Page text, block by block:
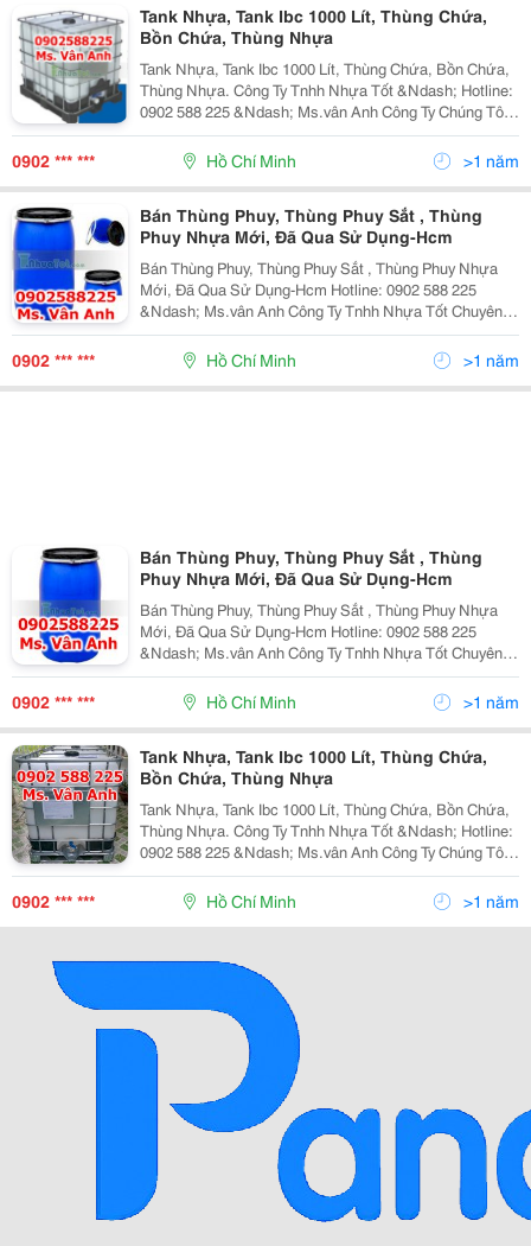
Tank Nhựa, Tank Ibc 1000 Lít, Thùng Chứa,
Bồn Chứa, Thùng Nhựa
Tank Nhựa, Tank Ibc 1000 Lít, Thùng Chứa, Bồn Chứa,
Thùng Nhựa. Công Ty Tnhh Nhựa Tốt &Ndash; Hotline:
0902 588 225 &Ndash; Ms.vân Anh Công Ty Chúng Tôi
Chuyên Cung Cấp Sỉ Và Lẻ Tank Nhựa Ibc 1000 Lít Với
Thông Tin Như Sau: Thùng Nhựa 100
0902 *** *** Hồ Chí Minh >1 năm
Bán Thùng Phuy, Thùng Phuy Sắt , Thùng
Phuy Nhựa Mới, Đã Qua Sử Dụng-Hcm
Bán Thùng Phuy, Thùng Phuy Sắt , Thùng Phuy Nhựa
Mới, Đã Qua Sử Dụng-Hcm Hotline: 0902 588 225
&Ndash; Ms.vân Anh Công Ty Tnhh Nhựa Tốt Chuyên: -
Cung Cấp Các Loại Thùng Phuy Sắt , Thùng Phuy Nhựa
Mới. - Cung Cấp Vỏ Thùng Phuy Sắt, Thùng Phu
0902 *** *** Hồ Chí Minh >1 năm
Bán Thùng Phuy, Thùng Phuy Sắt , Thùng
Phuy Nhựa Mới, Đã Qua Sử Dụng-Hcm
Bán Thùng Phuy, Thùng Phuy Sắt , Thùng Phuy Nhựa
Mới, Đã Qua Sử Dụng-Hcm Hotline: 0902 588 225
&Ndash; Ms.vân Anh Công Ty Tnhh Nhựa Tốt Chuyên: -
Cung Cấp Các Loại Thùng Phuy Sắt , Thùng Phuy Nhựa
Mới. - Cung Cấp Vỏ Thùng Phuy Sắt, Thùng Phu
0902 *** *** Hồ Chí Minh >1 năm
Tank Nhựa, Tank Ibc 1000 Lít, Thùng Chứa,
Bồn Chứa, Thùng Nhựa
Tank Nhựa, Tank Ibc 1000 Lít, Thùng Chứa, Bồn Chứa,
Thùng Nhựa. Công Ty Tnhh Nhựa Tốt &Ndash; Hotline:
0902 588 225 &Ndash; Ms.vân Anh Công Ty Chúng Tôi
Chuyên Cung Cấp Sỉ Và Lẻ Tank Nhựa Ibc 1000 Lít Với
Thông Tin Như Sau: Thùng Nhựa 100
0902 *** *** Hồ Chí Minh >1 năm